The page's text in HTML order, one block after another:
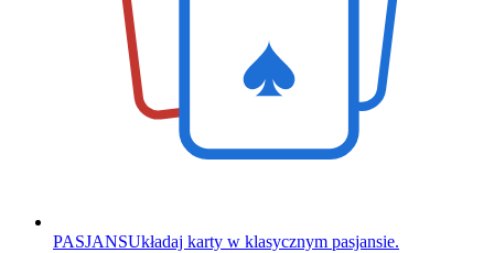
PASJANSUkładaj karty w klasycznym pasjansie.